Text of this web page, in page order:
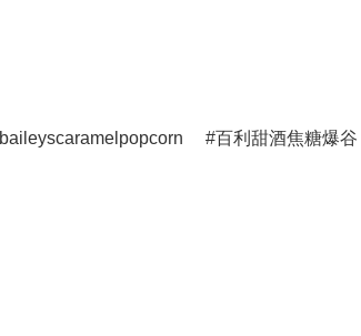
baileyscaramelpopcorn 百利甜酒焦糖爆谷